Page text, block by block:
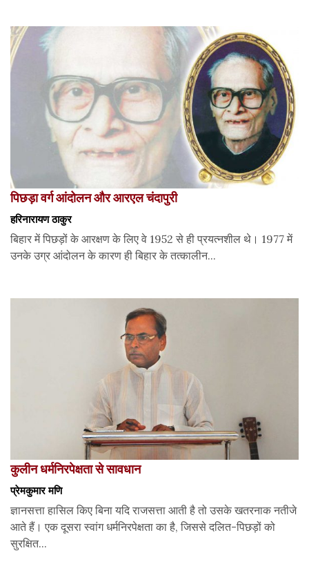
पिछड़ा वर्ग आंदोलन और आरएल चंदापुरी
हरिनारायण ठाकुर
बिहार में पिछड़ों के आरक्षण के लिए वे 1952 से ही प्रयत्नशील थे। 1977 में
उनके उग्र आंदोलन के कारण ही बिहार के तत्कालीन...
कुलीन धर्मनिरपेक्षता से सावधान
प्रेमकुमार मणि
ज्ञानसत्ता हासिल किए बिना यदि राजसत्ता आती है तो उसके खतरनाक नतीजे
आते हैं। एक दूसरा स्वांग धर्मनिरपेक्षता का है, जिससे दलित-पिछड़ों को
सुरक्षित...